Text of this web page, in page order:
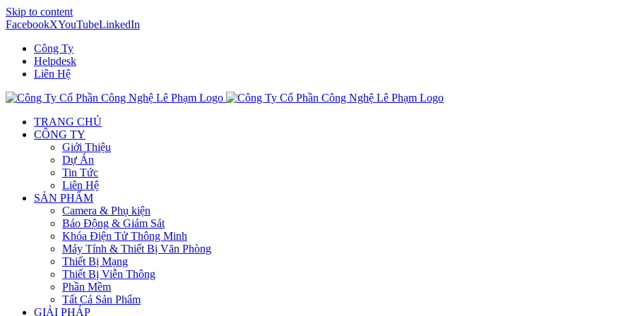
Skip to content
FacebookXYouTubeLinkedIn
Công Ty
Helpdesk
Liên Hệ
TRANG CHỦ
CÔNG TY
Giới Thiệu
Dự Án
Tin Tức
Liên Hệ
SẢN PHẨM
Camera & Phụ kiện
Báo Động & Giám Sát
Khóa Điện Tử Thông Minh
Máy Tính & Thiết Bị Văn Phòng
Thiết Bị Mạng
Thiết Bị Viễn Thông
Phần Mềm
Tất Cả Sản Phẩm
GIẢI PHÁP